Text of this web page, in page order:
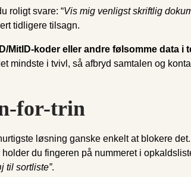
roligt svare: “Vis mig venligst skriftlig
tidligere tilsagn.
MitID-koder eller andre følsomme data i
mindste i tvivl, så afbryd samtalen og
for-trin
løsning ganske enkelt at blokere
holder du fingeren på nummeret i
til sortliste”.